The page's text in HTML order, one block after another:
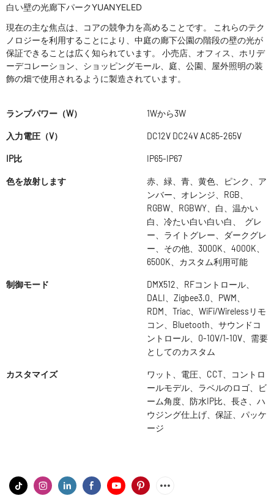
白い壁の光廊下パークYUANYELED
現在の主な焦点は、コアの競争力を高めることです。 これらのテク
ノロジーを利用することにより、中庭の廊下公園の階段の壁の光が
保証できることは広く知られています。 小売店、オフィス、ホリデ
ーデコレーション、ショッピングモール、庭、公園、屋外照明の装
飾の畑で使用されるように製造されています。
ランプパワー（W） 1Wから3W
入力電圧（V） DC12V DC24V AC85-265V
IP比 IP65-IP67
色を放射します
赤、緑、青、黄色、ピンク、ア
ンバー、オレンジ、RGB、
RGBW、RGBWY、白、温かい
白、冷たい白い白い白、 グレ
ー、ライトグレー、ダークグレ
ー、その他、3000K、4000K、
6500K、カスタム利用可能
制御モード
DMX512、RFコントロール、
DALI、Zigbee3.0、PWM、
RDM、Triac、WiFi/Wirelessリモ
コン、Bluetooth、サウンドコ
ントロール、0-10V/1-10V、需要
としてのカスタム
カスタマイズ
ワット、電圧、CCT、コントロ
ールモデル、ラベルのロゴ、ビ
ーム角度、防水IP比、長さ、ハ
ウジング仕上げ、保証、パッケ
ージ